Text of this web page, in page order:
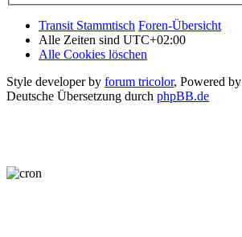
Transit Stammtisch Foren-Übersicht
Alle Zeiten sind UTC+02:00
Alle Cookies löschen
Style developer by forum tricolor, Powered by
Deutsche Übersetzung durch phpBB.de